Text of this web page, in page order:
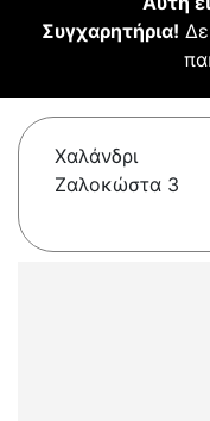
Συγχαρητήρια!
Χαλάνδρι
Ζαλοκώστα 3